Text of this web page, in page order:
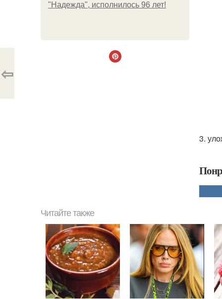
"Надежда", исполнилось 96 лет!
3.
⇦
Читайте также